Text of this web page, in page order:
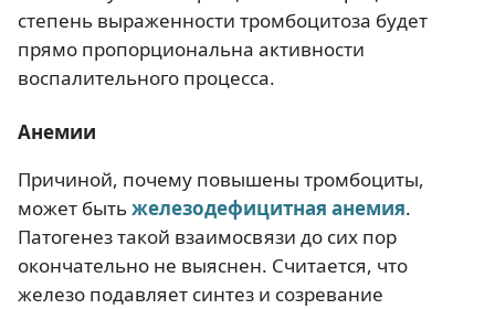
степень выраженности тромбоцитоза будет
прямо пропорциональна активности
воспалительного процесса.
Анемии
Причиной, почему повышены тромбоциты,
может бытьжелезодефицитная анемия.
Патогенез такой взаимосвязи до сих пор
окончательно не выяснен. Считается, что
железо подавляет синтез и созревание